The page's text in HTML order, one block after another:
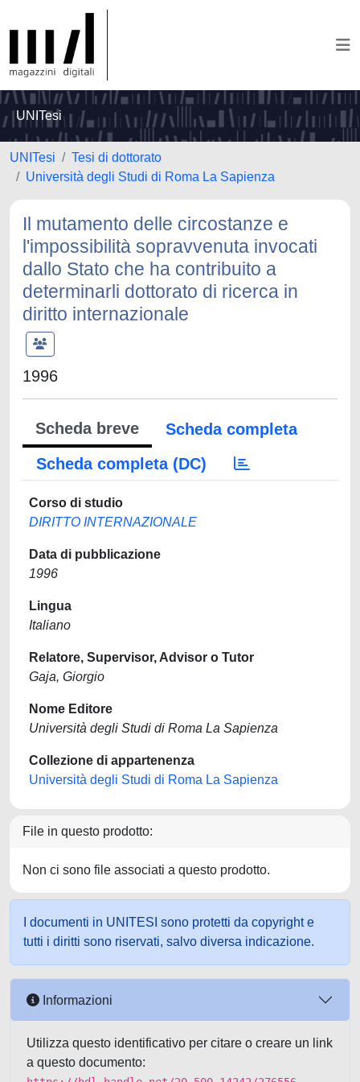
UNITesi
UNITesi
Tesi di dottorato
Università degli Studi di Roma La Sapienza
Il mutamento delle circostanze e
l'impossibilità sopravvenuta invocati
dallo Stato che ha contribuito a
determinarli dottorato di ricerca in
diritto internazionale
1996
Scheda breve
Scheda completa
Scheda completa (DC)
Corso di studio
DIRITTO INTERNAZIONALE
Data di pubblicazione
1996
Lingua
Italiano
Relatore, Supervisor, Advisor o Tutor
Gaja, Giorgio
Nome Editore
Università degli Studi di Roma La Sapienza
Collezione di appartenenza
Università degli Studi di Roma La Sapienza
File in questo prodotto:
Non ci sono file associati a questo prodotto.
I documenti in UNITESI sono protetti da copyright e
tutti i diritti sono riservati, salvo diversa indicazione.
Informazioni
Utilizza questo identificativo per citare o creare un link
a questo documento: